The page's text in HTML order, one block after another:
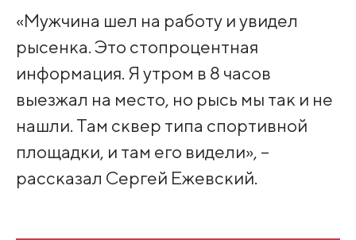
«Мужчина шел на работу и увидел
рысенка. Это стопроцентная
информация. Я утром в 8 часов
выезжал на место, но рысь мы так и не
нашли. Там сквер типа спортивной
площадки, и там его видели», –
рассказал Сергей Ежевский.